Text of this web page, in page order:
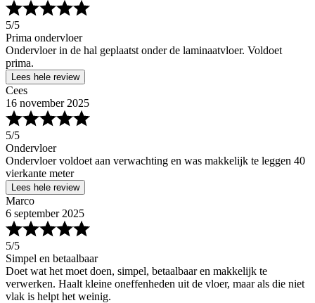
5/5
Prima ondervloer
Ondervloer in de hal geplaatst onder de laminaatvloer. Voldoet
prima.
Lees hele review
Cees
16 november 2025
5/5
Ondervloer
Ondervloer voldoet aan verwachting en was makkelijk te leggen 40
vierkante meter
Lees hele review
Marco
6 september 2025
5/5
Simpel en betaalbaar
Doet wat het moet doen, simpel, betaalbaar en makkelijk te
verwerken. Haalt kleine oneffenheden uit de vloer, maar als die niet
vlak is helpt het weinig.